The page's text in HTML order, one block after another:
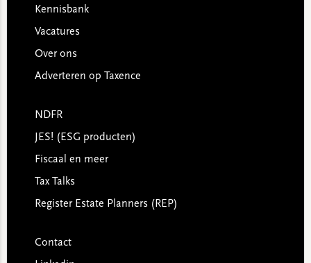
Kennisbank
Vacatures
Over ons
Adverteren op Taxence
NDFR
JES! (ESG producten)
Fiscaal en meer
Tax Talks
Register Estate Planners (REP)
Contact